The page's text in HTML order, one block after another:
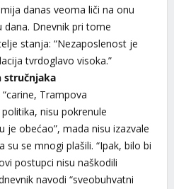
danas veoma liči na onu
Dnevnik pri tome
stanja: “Nezaposlenost je
tvrdoglavo visoka.”
stručnjaka
Trampova
nisu pokrenule
je obećao”, mada nisu izazvale
su se mnogi plašili. “Ipak, bilo bi
postupci nisu naškodili
navodi “sveobuhvatni